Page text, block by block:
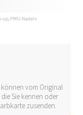
up, PMU-Nadeln
vom Original
Sie kennen oder
zusenden.